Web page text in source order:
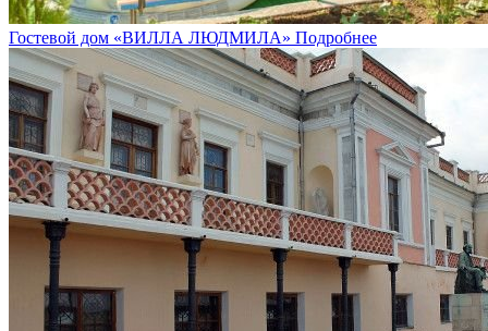
Гостевой дом «ВИЛЛА ЛЮДМИЛА» Подробнее